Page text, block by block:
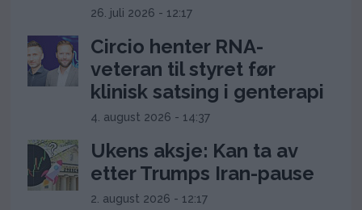
26. juli 2026 - 12:17
Circio henter RNA-
veteran til styret før
klinisk satsing i genterapi
4. august 2026 - 14:37
Ukens aksje: Kan ta av
etter Trumps Iran-pause
2. august 2026 - 12:17